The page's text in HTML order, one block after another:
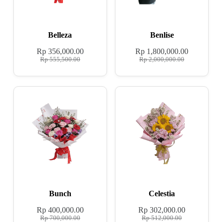
Belleza
Rp555,500.00
Rp356,000.00
Benlise
Rp2,000,000.00
Rp 1,800,000.00
Bunch
Rp700,000.00
Rp400,000.00
Celestia
Rp512,000.00
Rp 302,000.00